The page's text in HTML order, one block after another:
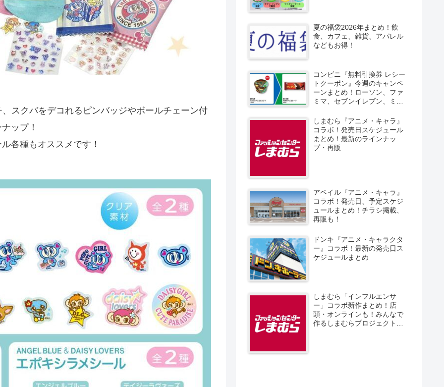
スクバをデコれるピンバッジやボールチェーン付
ップ！
各種もオススメです！
夏の福袋2026年まとめ！飲
食、カフェ、雑貨、アパレル
などもお得！
コンビニ『無料引換券 レシー
トクーポン』今週のキャンペ
ーンまとめ！ローソン、ファ
ミマ、セブンイレブン、ミニ
しまむら『アニメ・キャラ』
コラボ！発売日スケジュール
まとめ！最新のラインナッ
プ・再販
アベイル『アニメ・キャラ』
コラボ！発売日、予定スケジ
ュールまとめ！チラシ掲載、
再販も！
ドンキ『アニメ・キャラクタ
ー』コラボ！最新の発売日ス
ケジュールまとめ
しまむら「インフルエンサ
ー」コラボ新作まとめ！店
頭・オンラインも！みんなで
作るしまむらプロジェクト！